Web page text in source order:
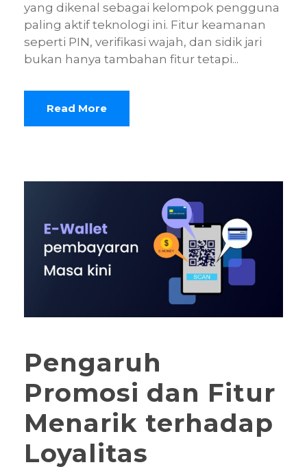
yang dikenal sebagai kelompok pengguna
paling aktif teknologi ini. Fitur keamanan
seperti PIN, verifikasi wajah, dan sidik jari
bukan hanya tambahan fitur tetapi...
Read More
Pengaruh
Promosi dan Fitur
Menarik terhadap
Loyalitas